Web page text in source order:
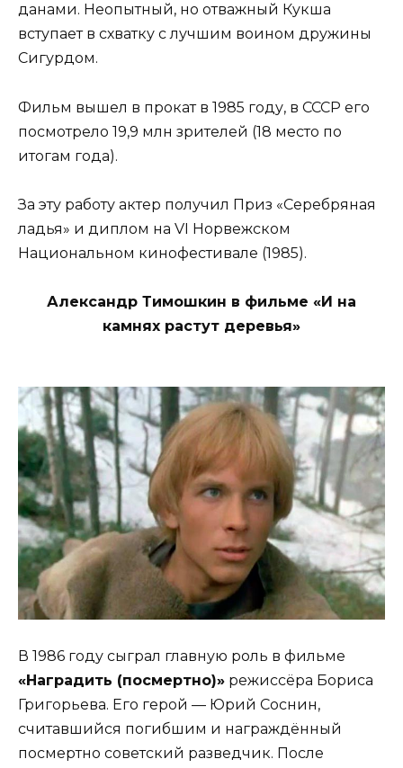
данами. Неопытный, но отважный Кукша
вступает в схватку с лучшим воином дружины
Сигурдом.
Фильм вышел в прокат в 1985 году, в СССР его
посмотрело 19,9 млн зрителей (18 место по
итогам года).
За эту работу актер получил Приз «Серебряная
ладья» и диплом на VI Норвежском
Национальном кинофестивале (1985).
Александр Тимошкин в фильме «И на
камнях растут деревья»
В 1986 году сыграл главную роль в фильме
«Наградить (посмертно)» режиссёра Бориса
Григорьева. Его герой — Юрий Соснин,
считавшийся погибшим и награждённый
посмертно советский разведчик. После